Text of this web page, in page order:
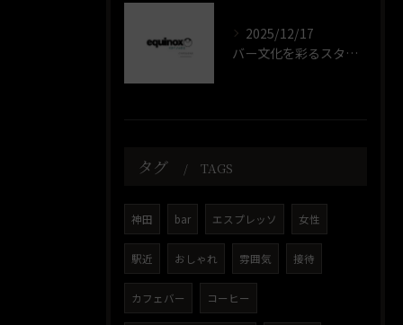
2025/12/17
バー文化を彩るスタンダードカクテルの歴史
タグ TAGS
神田 bar エスプレッソ 女性
駅近 おしゃれ 雰囲気 接待
カフェバー コーヒー